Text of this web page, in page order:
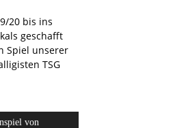
20 bis ins
geschafft
Spiel unserer
TSG
von